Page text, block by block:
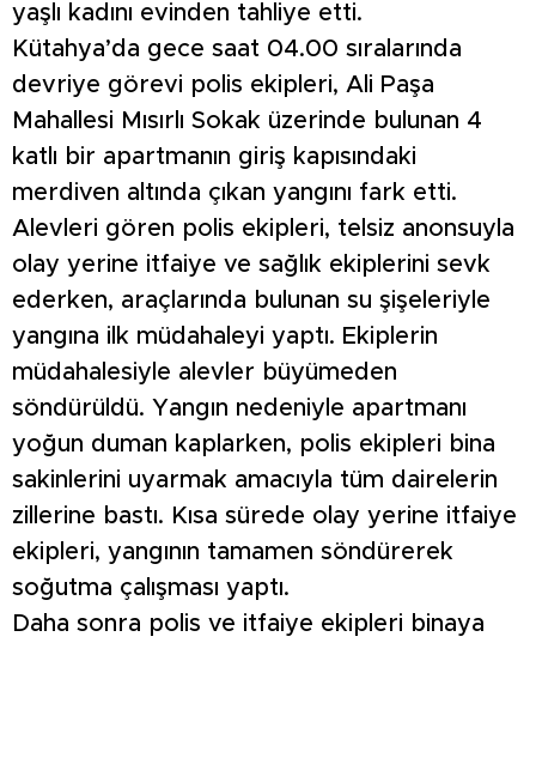
yaşlı kadını evinden tahliye etti.
Kütahya’da gece saat 04.00 sıralarında
devriye görevi polis ekipleri, Ali Paşa
Mahallesi Mısırlı Sokak üzerinde bulunan 4
katlı bir apartmanın giriş kapısındaki
merdiven altında çıkan yangını fark etti.
Alevleri gören polis ekipleri, telsiz anonsuyla
olay yerine itfaiye ve sağlık ekiplerini sevk
ederken, araçlarında bulunan su şişeleriyle
yangına ilk müdahaleyi yaptı. Ekiplerin
müdahalesiyle alevler büyümeden
söndürüldü. Yangın nedeniyle apartmanı
yoğun duman kaplarken, polis ekipleri bina
sakinlerini uyarmak amacıyla tüm dairelerin
zillerine bastı. Kısa sürede olay yerine itfaiye
ekipleri, yangının tamamen söndürerek
soğutma çalışması yaptı.
Daha sonra polis ve itfaiye ekipleri binaya